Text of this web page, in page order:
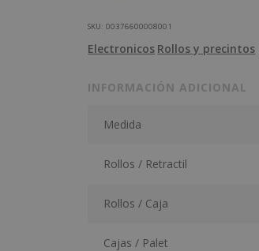
SKU:00376600008001
Electronicos Rollos y precintos
INFORMACIÓN ADICIONAL
Medida
Rollos / Retractil
Rollos / Caja
Cajas / Palet